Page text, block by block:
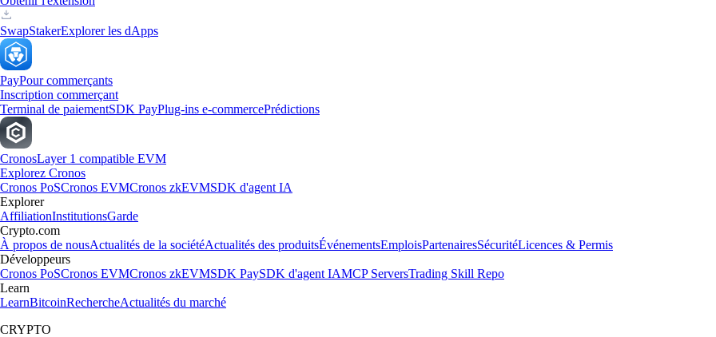
SwapStakerExplorer les dApps
PayPour commerçants
Inscription commerçant
Terminal de paiementSDK PayPlug-ins e-commercePrédictions
CronosLayer 1 compatible EVM
Explorez Cronos
Cronos PoSCronos EVMCronos zkEVMSDK d'agent IA
Explorer
AffiliationInstitutionsGarde
Crypto.com
À propos de nousActualités de la sociétéActualités des produitsÉvénementsEmploisPartenairesSécuritéLicences & Permis
Développeurs
Cronos PoSCronos EVMCronos zkEVMSDK PaySDK d'agent IAMCP ServersTrading Skill Repo
Learn
LearnBitcoinRechercheActualités du marché
CRYPTO